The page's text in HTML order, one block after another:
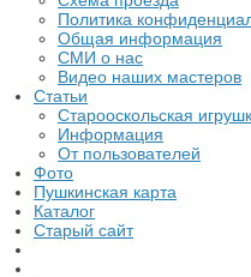
Политика
Общая информация
СМИ о нас
Видео наших мастеров
Статьи
Старооскольская
Информация
От пользователей
Фото
Пушкинская карта
Каталог
Старый сайт